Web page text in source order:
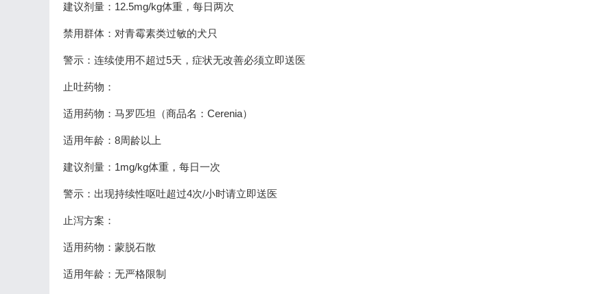
建议剂量：12.5mg/kg体重，每日两次
禁用群体：对青霉素类过敏的犬只
警示：连续使用不超过5天，症状无改善必须立即送医
止吐药物：
适用药物：马罗匹坦（商品名：Cerenia）
适用年龄：8周龄以上
建议剂量：1mg/kg体重，每日一次
警示：出现持续性呕吐超过4次/小时请立即送医
止泻方案：
适用药物：蒙脱石散
适用年龄：无严格限制